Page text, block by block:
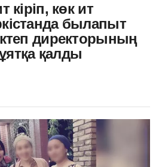
кіріп, көк ит
былапыт
директорының
қалды